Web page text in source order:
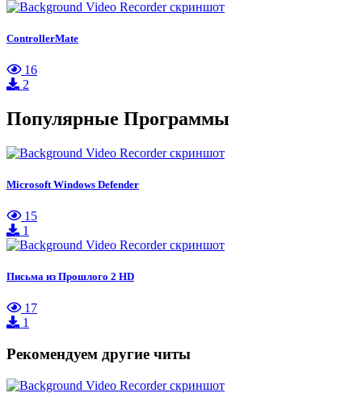
ControllerMate
16
2
Популярные Программы
Microsoft Windows Defender
15
1
Письма из Прошлого 2 HD
17
1
Рекомендуем другие читы